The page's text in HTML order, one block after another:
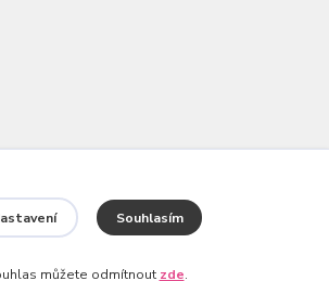
Souhlasím
můžete odmítnout zde.